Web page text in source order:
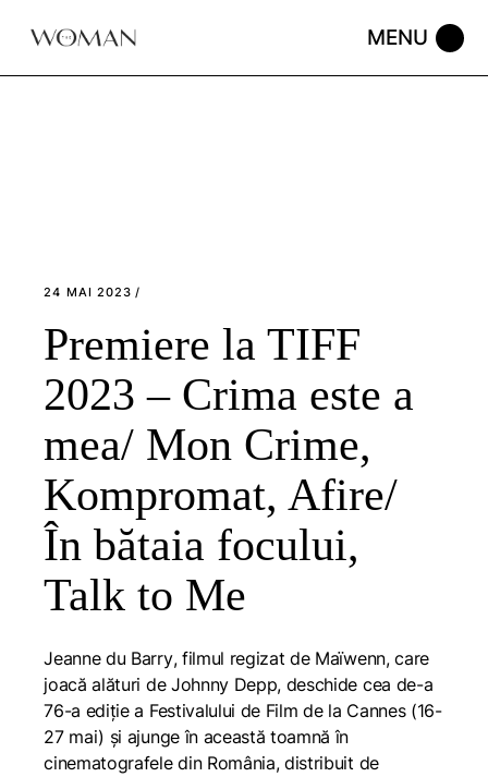
24 MAI 2023
Premiere la TIFF
2023 – Crima este a
mea/ Mon Crime,
Kompromat, Afire/
În bătaia focului,
Talk to Me
Jeanne du Barry, filmul regizat de Maïwenn, care
joacă alături de Johnny Depp, deschide cea de-a
76-a ediţie a Festivalului de Film de la Cannes (16-
27 mai) și ajunge în această toamnă în
cinematografele din România, distribuit de